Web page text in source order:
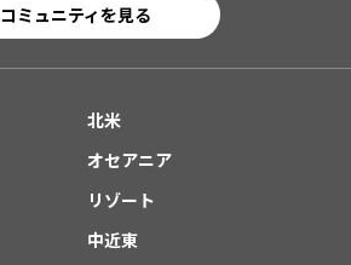
コミュニティを見る
北米
オセアニア
リゾート
中近東